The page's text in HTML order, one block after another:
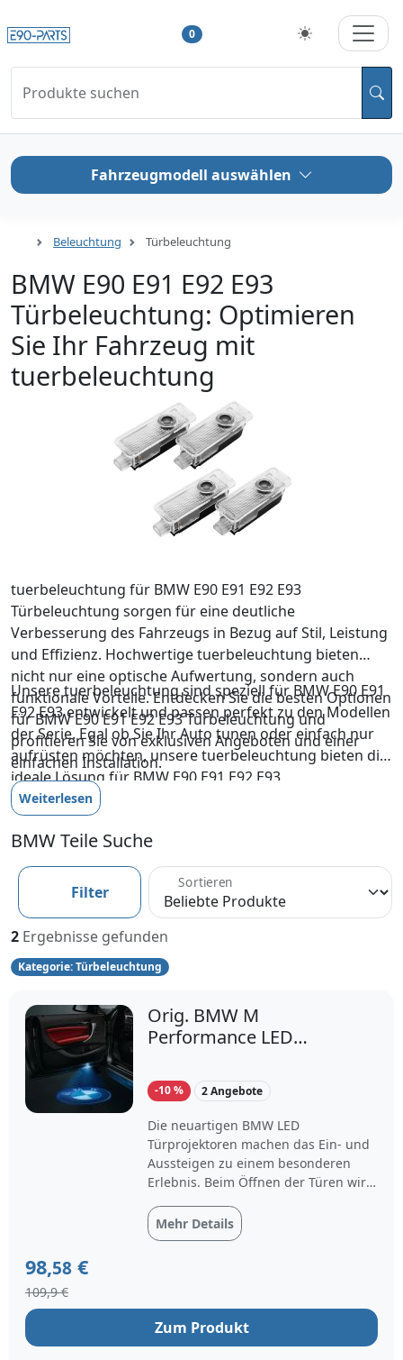
0
Produkte suchen
Fahrzeugmodell auswählen
Beleuchtung Türbeleuchtung
BMW E90 E91 E92 E93
Türbeleuchtung: Optimieren
Sie Ihr Fahrzeug mit
tuerbeleuchtung
tuerbeleuchtung für BMW E90 E91 E92 E93
Türbeleuchtung sorgen für eine deutliche
Verbesserung des Fahrzeugs in Bezug auf Stil, Leistung
und Effizienz. Hochwertige tuerbeleuchtung bieten
nicht nur eine optische Aufwertung, sondern auch
funktionale Vorteile. Entdecken Sie die besten Optionen
für BMW E90 E91 E92 E93 Türbeleuchtung und
profitieren Sie von exklusiven Angeboten und einer
einfachen Installation.
Unsere tuerbeleuchtung sind speziell für BMW E90 E91
E92 E93 entwickelt und passen perfekt zu den Modellen
der Serie. Egal ob Sie Ihr Auto tunen oder einfach nur
aufrüsten möchten, unsere tuerbeleuchtung bieten die
ideale Lösung für BMW E90 E91 E92 E93
Türbeleuchtung.
Weiterlesen
BMW Teile Suche
Filter
Sortieren
2 Ergebnisse gefunden
Kategorie: Türbeleuchtung
Orig. BMW M
Performance LED
BMW Modelle
-10 % 2 Angebote
Die neuartigen BMW LED
Türprojektoren machen das Ein- und
Aussteigen zu einem besonderen
Erlebnis. Beim Öffnen der Türen wird
Grafik ganz neu ausgeleuchtet. Diese
Grafik wird auf den Boden projiziert
Mehr Details
98,58 €
109,9 €
Zum Produkt